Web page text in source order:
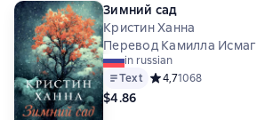
Зимний сад
Кристин Ханна
Перевод Камилла
in russian
Text Средний рейтинг
4,71068
$4.86